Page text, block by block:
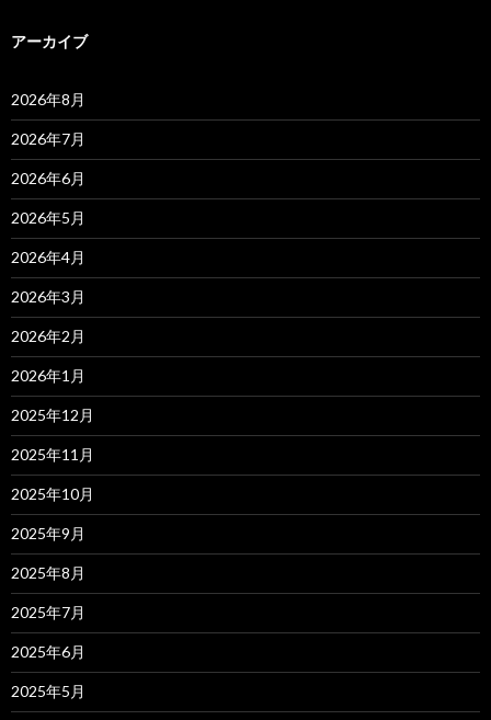
アーカイブ
2026年8月
2026年7月
2026年6月
2026年5月
2026年4月
2026年3月
2026年2月
2026年1月
2025年12月
2025年11月
2025年10月
2025年9月
2025年8月
2025年7月
2025年6月
2025年5月